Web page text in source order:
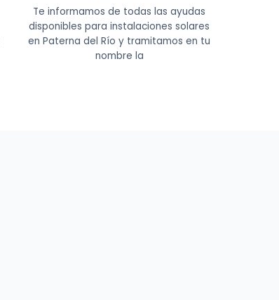
Te informamos de todas las ayudas
disponibles para instalaciones solares
en Paterna del Río y tramitamos en tu
nombre la